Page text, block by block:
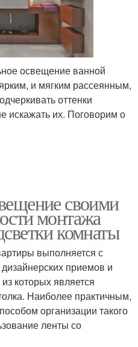
освещение ванной
и мягким рассеянным,
оттенки
искажать их. Поговорим о
своими
монтажа
комнаты
выполняется с
приемов и
которых является
Наиболее практичным,
организации такого
ленты со